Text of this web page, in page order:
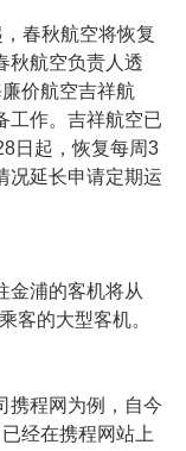
春秋航空将恢复
秋航空负责人透
价航空吉祥航
工作。吉祥航空已
日起，恢复每周3
况延长申请定期运
金浦的客机将从
客的大型客机。
携程网为例，自今
经在携程网站上